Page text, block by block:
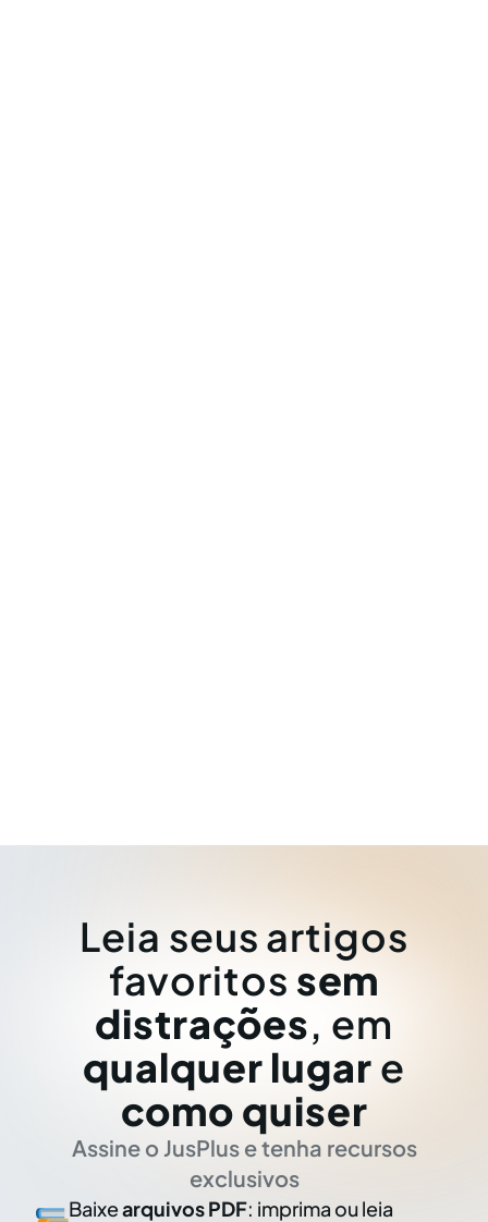
Leia seus artigos
favoritos sem
distrações, em
qualquer lugar e
como quiser
Assine o JusPlus e tenha recursos
exclusivos
Baixearquivos PDF: imprima ou leia